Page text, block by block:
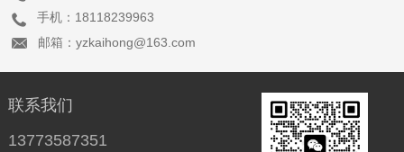
手机：18118239963
邮箱：yzkaihong@163.com
联系我们
13773587351